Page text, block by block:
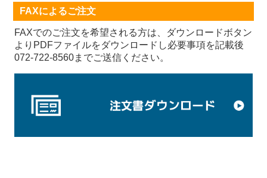
FAXによるご注文
FAXでのご注文を希望される方は、ダウンロードボタン
よりPDFファイルをダウンロードし必要事項を記載後
072-722-8560までご送信ください。